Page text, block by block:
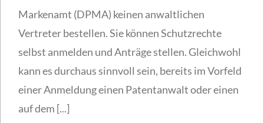
Markenamt (DPMA) keinen anwaltlichen
Vertreter bestellen. Sie können Schutzrechte
selbst anmelden und Anträge stellen. Gleichwohl
kann es durchaus sinnvoll sein, bereits im Vorfeld
einer Anmeldung einen Patentanwalt oder einen
auf dem [...]